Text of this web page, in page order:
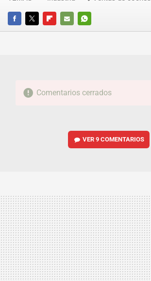
FACEBOOKTWITTERFLIPBOARD
E-
WHATSAPP
Comentarios cerrados
VER9 COMENTARIOS